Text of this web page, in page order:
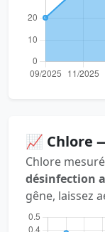
📈 Chlore
Chlore
désinfection
gêne, laissez